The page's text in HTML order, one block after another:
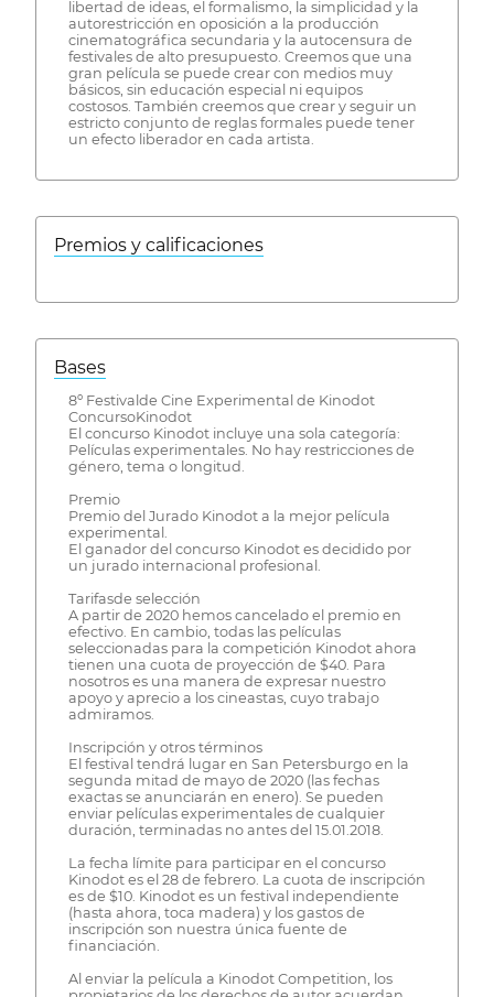
libertad de ideas, el formalismo, la simplicidad y la
autorestricción en oposición a la producción
cinematográfica secundaria y la autocensura de
festivales de alto presupuesto. Creemos que una
gran película se puede crear con medios muy
básicos, sin educación especial ni equipos
costosos. También creemos que crear y seguir un
estricto conjunto de reglas formales puede tener
un efecto liberador en cada artista.
Premios y calificaciones
Bases
8º Festivalde Cine Experimental de Kinodot
ConcursoKinodot
El concurso Kinodot incluye una sola categoría:
Películas experimentales. No hay restricciones de
género, tema o longitud.
Premio
Premio del Jurado Kinodot a la mejor película
experimental.
El ganador del concurso Kinodot es decidido por
un jurado internacional profesional.
Tarifasde selección
A partir de 2020 hemos cancelado el premio en
efectivo. En cambio, todas las películas
seleccionadas para la competición Kinodot ahora
tienen una cuota de proyección de $40. Para
nosotros es una manera de expresar nuestro
apoyo y aprecio a los cineastas, cuyo trabajo
admiramos.
Inscripción y otros términos
El festival tendrá lugar en San Petersburgo en la
segunda mitad de mayo de 2020 (las fechas
exactas se anunciarán en enero). Se pueden
enviar películas experimentales de cualquier
duración, terminadas no antes del 15.01.2018.
La fecha límite para participar en el concurso
Kinodot es el 28 de febrero. La cuota de inscripción
es de $10. Kinodot es un festival independiente
(hasta ahora, toca madera) y los gastos de
inscripción son nuestra única fuente de
financiación.
Al enviar la película a Kinodot Competition, los